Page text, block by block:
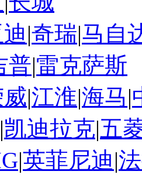
|奇瑞|马自
普|雷克萨斯
|江淮|海马|
|凯迪拉克|五
|英菲尼迪|